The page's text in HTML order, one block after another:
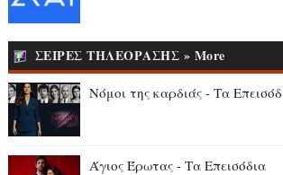
ΣΕΙΡΕΣ ΤΗΛΕΟΡΑΣΗΣ » More
Νόμοι της καρδιάς - Τα
Άγιος Έρωτας - Τα Επεισόδια